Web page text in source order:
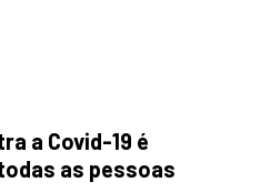
a Covid-19 é
as pessoas